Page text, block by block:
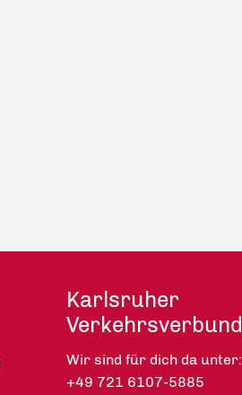
Karlsruher
Verkehrsverbund
Wir sind für dich da unter:
+49 721 6107-5885